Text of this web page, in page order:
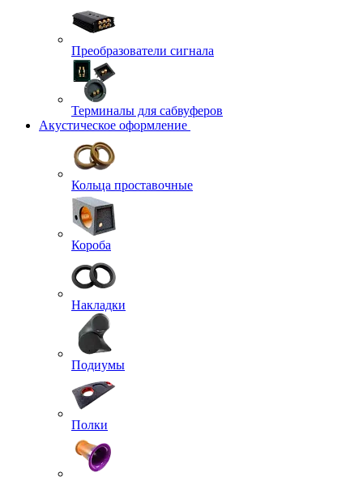
Преобразователи сигнала
Терминалы для сабвуферов
Акустическое оформление
Кольца проставочные
Короба
Накладки
Подиумы
Полки